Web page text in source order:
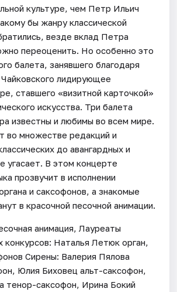
культуре, чем Петр Ильич
бы жанру классической
везде вклад Петра
переоценить. Но особенно это
балета, занявшего благодаря
лидирующее
ставшего «визитной карточкой»
искусства. Три балета
известны и любимы во всем мире.
во множестве редакций и
до авангардных и
угасает. В этом концерте
прозвучит в исполнении
и саксофонов, а знакомые
в красочной песочной анимации.
анимация, Лауреаты
Наталья Летюк орган,
Сирены: Валерия Пялова
Юлия Биховец альт-саксофон,
тенор-саксофон, Ирина Бокий